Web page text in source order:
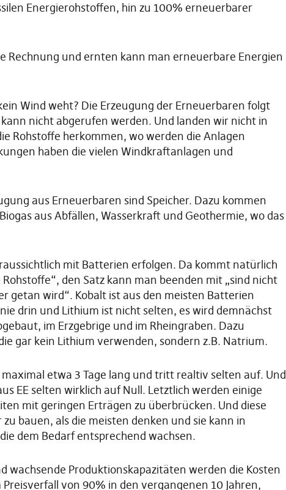
Energierohstoffen, hin zu 100% erneuerbarer
Rechnung und ernten kann man erneuerbare Energien
Wind weht? Die Erzeugung der Erneuerbaren folgt
nicht abgerufen werden. Und landen wir nicht in
Rohstoffe herkommen, wo werden die Anlagen
haben die vielen Windkraftanlagen und
aus Erneuerbaren sind Speicher. Dazu kommen
aus Abfällen, Wasserkraft und Geothermie, wo das
mit Batterien erfolgen. Da kommt natürlich
den Satz kann man beenden mit „sind nicht
getan wird“. Kobalt ist aus den meisten Batterien
drin und Lithium ist nicht selten, es wird demnächst
im Erzgebrige und im Rheingraben. Dazu
gar kein Lithium verwenden, sondern z.B. Natrium.
etwa 3 Tage lang und tritt realtiv selten auf. Und
EE selten wirklich auf Null. Letztlich werden einige
mit geringen Erträgen zu überbrücken. Und diese
bauen, als die meisten denken und sie kann in
dem Bedarf entsprechend wachsen.
wachsende Produktionskapazitäten werden die Kosten
von 90% in den vergangenen 10 Jahren,